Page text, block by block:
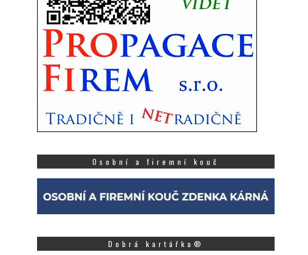
Osobní a firemní kouč
Dobrá kartářka®